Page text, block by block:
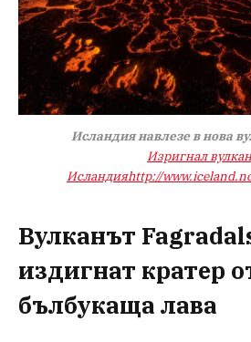
Исландия навлезе в нова
Изригнал
Исландияhttp://
Вулканът
издигнат кратер
бълбукаща лава